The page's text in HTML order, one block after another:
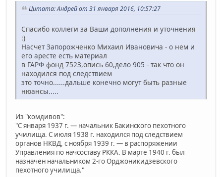
Цитата: Андрей от 31 января 2016, 10:57:27
Спасибо коллеги за Ваши дополнения и уточнения
:)
Насчет Запорожченко Михаил Ивановича - о нем и
его аресте есть материал
в ГАРФ фонд 7523,опись 60,дело 905 - так что он
находился под следствием
это точно......дальше конечно могут быть разные
нюансы.....
Из "комдивов":
"С января 1937 г. — начальник Бакинского пехотного
училища. С июля 1938 г. находился под следствием
органов НКВД, с ноября 1939 г. — в распоряжении
Управления по начсоставу РККА. В марте 1940 г. был
назначен начальником 2-го Орджоникидзевского
пехотного училища."